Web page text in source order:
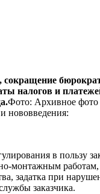
налогов и
Фото: Архивное фото
нововведения:
в пользу
монтажным работам,
задатка при
заказчика.